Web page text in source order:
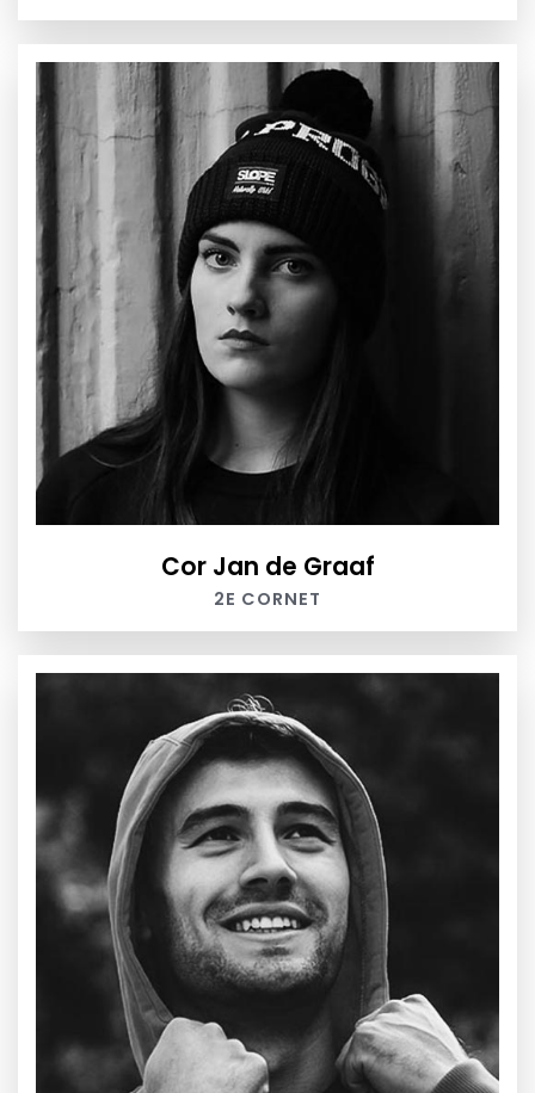
Cor Jan de Graaf
2E CORNET